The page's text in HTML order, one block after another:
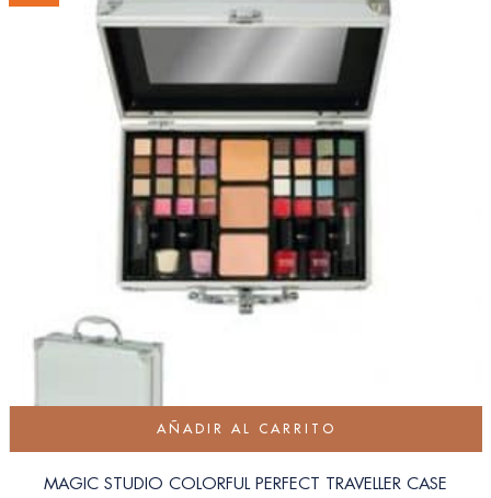
AÑADIR AL CARRITO
MAGIC STUDIO COLORFUL PERFECT TRAVELLER CASE